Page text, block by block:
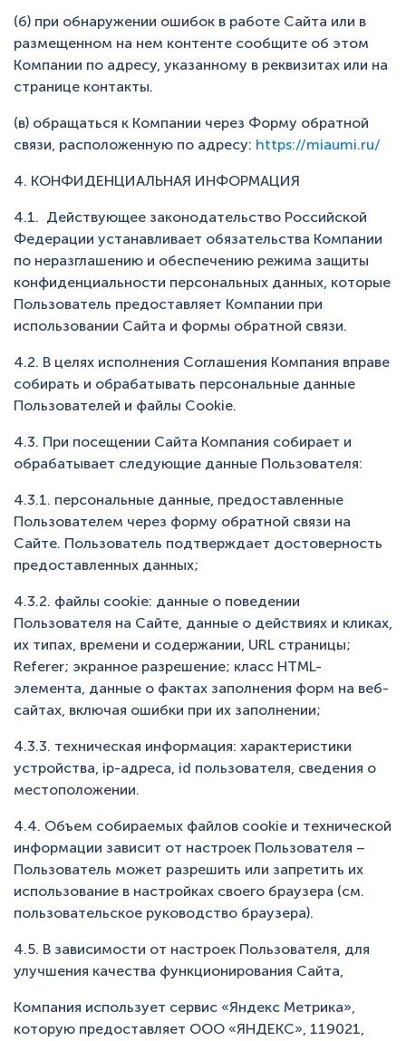
(б) при обнаружении ошибок в работе Сайта или в
размещенном на нем контенте сообщите об этом
Компании по адресу, указанному в реквизитах или на
странице контакты.
(в) обращаться к Компании через Форму обратной
связи, расположенную по адресу: https://miaumi.ru/
4. КОНФИДЕНЦИАЛЬНАЯ ИНФОРМАЦИЯ
4.1. Действующее законодательство Российской
Федерации устанавливает обязательства Компании
по неразглашению и обеспечению режима защиты
конфиденциальности персональных данных, которые
Пользователь предоставляет Компании при
использовании Сайта и формы обратной связи.
4.2. В целях исполнения Соглашения Компания вправе
собирать и обрабатывать персональные данные
Пользователей и файлы Cookie.
4.3. При посещении Сайта Компания собирает и
обрабатывает следующие данные Пользователя:
4.3.1. персональные данные, предоставленные
Пользователем через форму обратной связи на
Сайте. Пользователь подтверждает достоверность
предоставленных данных;
4.3.2. файлы сookie: данные о поведении
Пользователя на Сайте, данные о действиях и кликах,
их типах, времени и содержании, URL страницы;
Referer; экранное разрешение; класс HTML-
элемента, данные о фактах заполнения форм на веб-
сайтах, включая ошибки при их заполнении;
4.3.3. техническая информация: характеристики
устройства, ip-адреса, id пользователя, сведения о
местоположении.
4.4. Объем собираемых файлов сookie и технической
информации зависит от настроек Пользователя –
Пользователь может разрешить или запретить их
использование в настройках своего браузера (см.
пользовательское руководство браузера).
4.5. В зависимости от настроек Пользователя, для
улучшения качества функционирования Сайта,
Компания использует сервис «Яндекс Метрика»,
которую предоставляет ООО «ЯНДЕКС», 119021,